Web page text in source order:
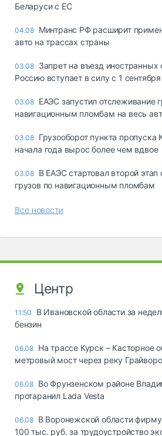
Беларуси с ЕС
04.08 Минтранс РФ расширит
авто на трассах страны
03.08 Запрет на въезд
Россию вступает в силу с 1 сентября
03.08 ЕАЭС запустил отслеживание
навигационным пломбам на весь
03.08 Грузооборот пункта пропуска
начала года вырос более чем вдвое
03.08 В ЕАЭС стартовал второй этап
грузов по навигационным пломбам
Все новости
Центр
11:50
В Ивановской области за
бензин
06.08 На трассе Курск – Касторное
метровый мост через реку
06.08 Во Фрунзенском районе
протаранил Lada Vesta
06.08 В Воронежской области
100 тыс. руб. за трудоустройство